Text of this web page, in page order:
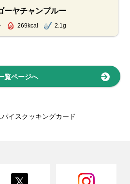
ーヤチャンプルー
269kcal 2.1g
覧ページへ
イスクッキングカード